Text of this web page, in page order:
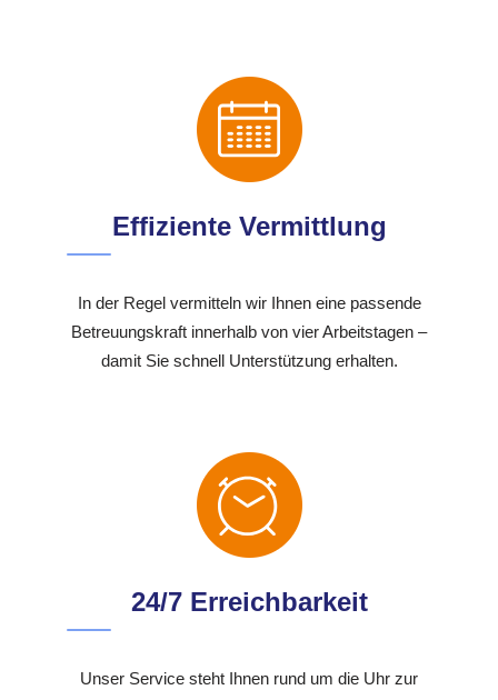
Effiziente Vermittlung
In der Regel vermitteln wir Ihnen eine passende
Betreuungskraft innerhalb von vier Arbeitstagen –
damit Sie schnell Unterstützung erhalten.
24/7 Erreichbarkeit
Unser Service steht Ihnen rund um die Uhr zur